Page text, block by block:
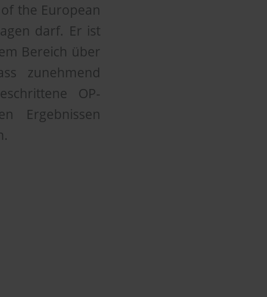
the European
darf. Er ist
Bereich über
zunehmend
OP-
Ergebnissen